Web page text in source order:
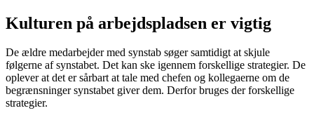
Kulturen på arbejdspladsen er vigtig
De ældre medarbejder med synstab søger samtidigt at skjule
følgerne af synstabet. Det kan ske igennem forskellige strategier. De
oplever at det er sårbart at tale med chefen og kollegaerne om de
begrænsninger synstabet giver dem. Derfor bruges der forskellige
strategier.